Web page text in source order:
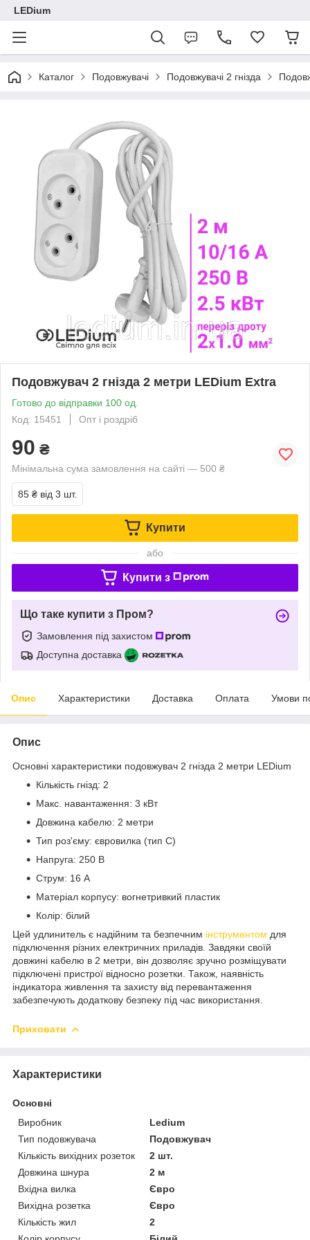
LEDium
Каталог Подовжувачі Подовжувачі 2 гнізда
Подовжувач 2 гнізда 2 метри LEDium Extra
Готово до відправки 100 од.
Код: 15451
Опт і роздріб
90 ₴
Мінімальна сума замовлення на сайті — 500 ₴
85 ₴ від 3 шт.
Купити
або
Купити з
Що таке купити з Пром?
Замовлення під захистом
Доступна доставка
Опис Характеристики Доставка Оплата Умови
Опис
Основні характеристики подовжувач 2 гнізда 2 метри LEDium
Кількість гнізд: 2
Макс. навантаження: 3 кВт
Довжина кабелю: 2 метри
Тип роз'єму: євровилка (тип C)
Напруга: 250 В
Струм: 16 А
Матеріал корпусу: вогнетривкий пластик
Колір: білий
Цей удлинитель є надійним та безпечним інструментом для
підключення різних електричних приладів. Завдяки своїй
довжині кабелю в 2 метри, він дозволяє зручно розміщувати
підключені пристрої відносно розетки. Також, наявність
індикатора живлення та захисту від перевантаження
забезпечують додаткову безпеку під час використання.
Приховати
Характеристики
Основні
Виробник
Ledium
Тип подовжувача
Подовжувач
Кількість вихідних розеток
2 шт.
Довжина шнура
2 м
Вхідна вилка
Євро
Вихідна розетка
Євро
Кількість жил
2